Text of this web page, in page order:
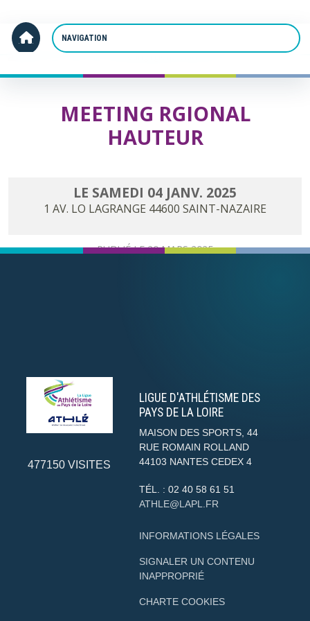
Accueil Meeting rgional Hauteur
MEETING RGIONAL
HAUTEUR
LE SAMEDI 04 JANV. 2025
1 AV. LO LAGRANGE 44600 SAINT-NAZAIRE
PUBLIÉ LE20 MARS 2025
477150 VISITES
LIGUE D'ATHLÉTISME DES
PAYS DE LA LOIRE
MAISON DES SPORTS, 44
RUE ROMAIN ROLLAND
44103 NANTES CEDEX 4
TÉL. : 02 40 58 61 51
ATHLE@LAPL.FR
INFORMATIONS LÉGALES
SIGNALER UN CONTENU
INAPPROPRIÉ
CHARTE COOKIES